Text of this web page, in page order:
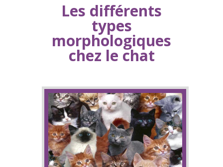
Les différents
types
morphologiques
chez le chat